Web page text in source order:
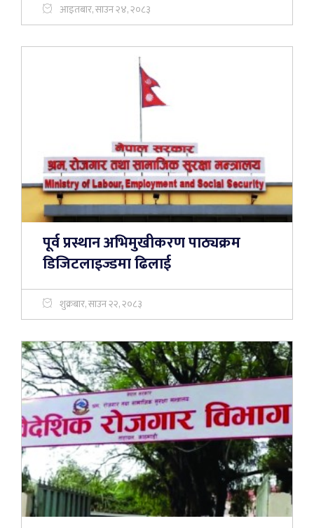
आइतबार, साउन २४, २०८३
पूर्व प्रस्थान अभिमुखीकरण पाठ्यक्रम
डिजिटलाइज्डमा ढिलाई
शुक्रबार, साउन २२, २०८३